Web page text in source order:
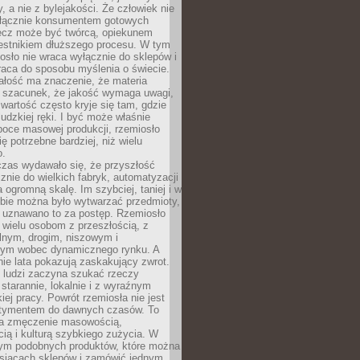
a nie z bylejakości. Że człowiek nie
konsumentem gotowych
może być twórcą, opiekunem
dłuższego procesu. W tym
nie wraca wyłącznie do sklepów i
do sposobu myślenia o świecie.
ma znaczenie, że materia
szacunek, że jakość wymaga uwagi,
często kryje się tam, gdzie
ręki. I być może właśnie
masowej produkcji, rzemiosło
potrzebne bardziej, niż wielu
wydawało się, że przyszłość
do wielkich fabryk, automatyzacji
ogromną skalę. Im szybciej, taniej i w
można było wytwarzać przedmioty,
to za postęp. Rzemiosło
wielu osobom z przeszłością, z
drogim, niszowym i
wobec dynamicznego rynku. A
lata pokazują zaskakujący zwrot.
ludzi zaczyna szukać rzeczy
lokalnie i z wyraźnym
pracy. Powrót rzemiosła nie jest
do dawnych czasów. To
zmęczenie masowością,
i kulturą szybkiego zużycia. W
podobnych produktów, które można